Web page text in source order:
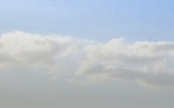
contenuto